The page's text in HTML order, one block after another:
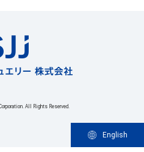
All Rights Reserved.
English